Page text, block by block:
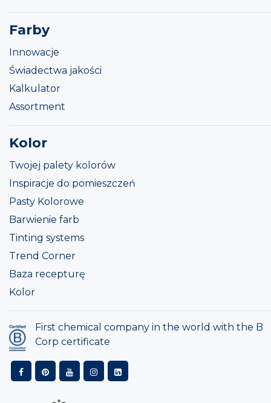
Farby
Innowacje
Świadectwa jakości
Kalkulator
Assortment
Kolor
Twojej palety kolorów
Inspiracje do pomieszczeń
Pasty Kolorowe
Barwienie farb
Tinting systems
Trend Corner
Baza recepturę
Kolor
First chemical company in the world with the B
Corp certificate